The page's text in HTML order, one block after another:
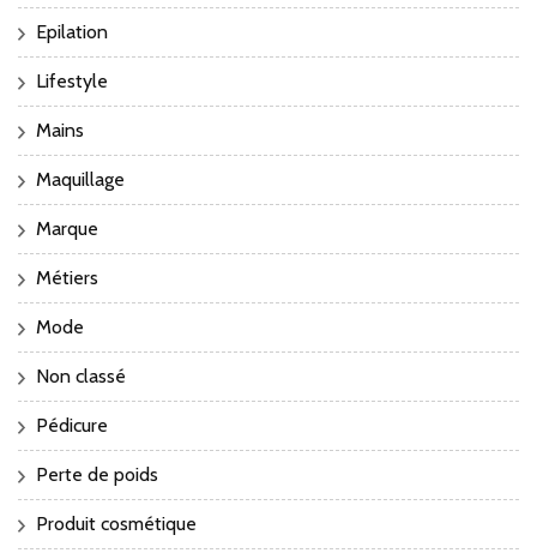
Epilation
Lifestyle
Mains
Maquillage
Marque
Métiers
Mode
Non classé
Pédicure
Perte de poids
Produit cosmétique